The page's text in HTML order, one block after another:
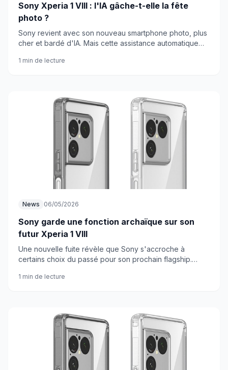
Sony Xperia 1 VIII : l'IA gâche-t-elle la fête
photo ?
Sony revient avec son nouveau smartphone photo, plus
cher et bardé d'IA. Mais cette assistance automatique
1 min de lecture
News 06/05/2026
Sony garde une fonction archaïque sur son
futur Xperia 1 VIII
Une nouvelle fuite révèle que Sony s'accroche à
certains choix du passé pour son prochain flagship.
1 min de lecture